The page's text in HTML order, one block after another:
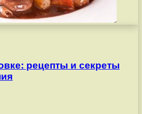
рецепты и секреты